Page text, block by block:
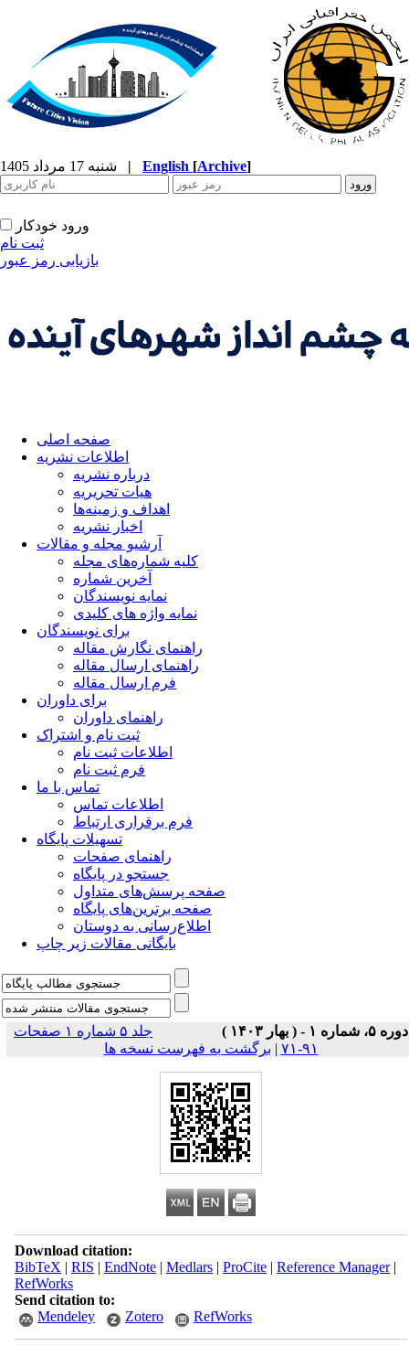
| English [Archive]
ورود خودکار
ثبت نام
بازیابی رمز عبور
صفحه اصلی
اطلاعات نشریه
درباره نشریه
هیات تحریریه
اهداف و زمینه‌ها
اخبار نشریه
آرشیو مجله و مقالات
کلیه شماره‌های مجله
آخرین شماره
نمایه نویسندگان
نمایه واژه های کلیدی
برای نویسندگان
راهنمای نگارش مقاله
راهنمای ارسال مقاله
فرم ارسال مقاله
برای داوران
راهنمای داوران
ثبت نام و اشتراک
اطلاعات ثبت نام
فرم ثبت نام
تماس با ما
اطلاعات تماس
فرم برقراری ارتباط
تسهیلات پایگاه
راهنمای صفحات
جستجو در پایگاه
صفحه پرسش‌های متداول
صفحه برترین‌های پایگاه
اطلاع‌رسانی به دوستان
بایگانی مقالات زیر چاپ
دوره ۵، شماره ۱ - ( بهار ۱۴۰۳ )
جلد ۵ شماره ۱ صفحات
۹۱-۷۱
| برگشت به فهرست نسخه ها
Download citation:
BibTeX | RIS | EndNote| Medlars| ProCite| Reference Manager|
RefWorks
Send citation to:
Mendeley
Zotero RefWorks